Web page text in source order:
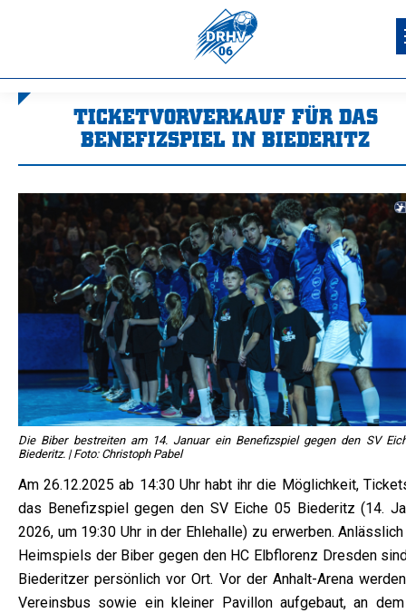
TICKETVORVERKAUF FÜR DAS
BENEFIZSPIEL IN BIEDERITZ
Die Biber bestreiten am 14. Januar ein Benefizspiel gegen den SV
Biederitz. | Foto: Christoph Pabel
Am 26.12.2025 ab 14:30 Uhr habt ihr die Möglichkeit,
das Benefizspiel gegen den SV Eiche 05 Biederitz (14.
2026, um 19:30 Uhr in der Ehlehalle) zu erwerben.
Heimspiels der Biber gegen den HC Elbflorenz Dresden
Biederitzer persönlich vor Ort. Vor der Anhalt-Arena
Vereinsbus sowie ein kleiner Pavillon aufgebaut, an